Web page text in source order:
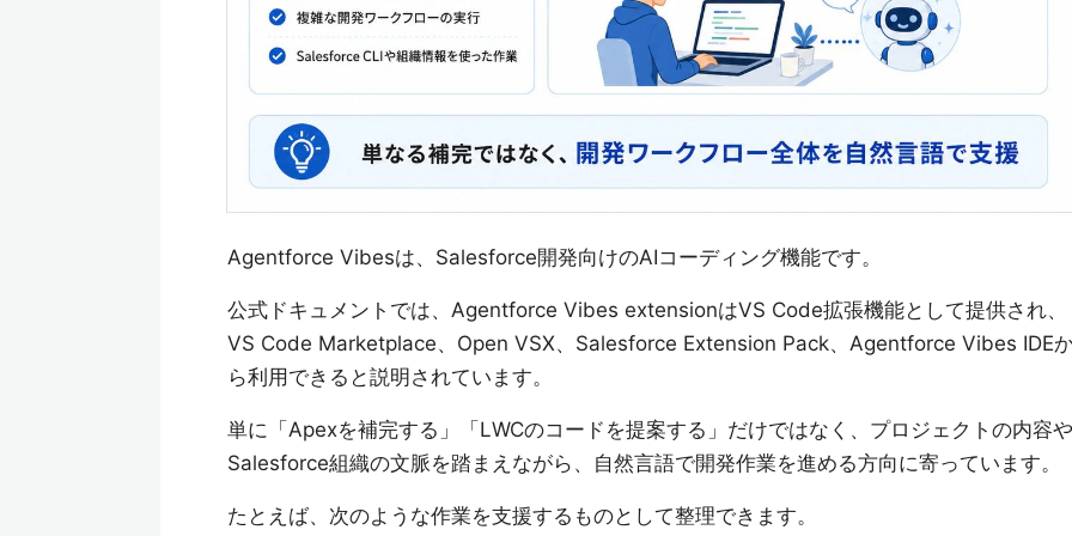
Agentforce Vibesは、Salesforce開発向けのAIコーディング機能です。
公式ドキュメントでは、Agentforce Vibes extensionはVS Code拡張機能として提供され、
VS Code Marketplace、Open VSX、Salesforce Extension Pack、Agentforce Vibes IDE
ら利用できると説明されています。
単に「Apexを補完する」「LWCのコードを提案する」だけではなく、プロジェクトの内容や
Salesforce組織の文脈を踏まえながら、自然言語で開発作業を進める方向に寄っています。
たとえば、次のような作業を支援するものとして整理できます。